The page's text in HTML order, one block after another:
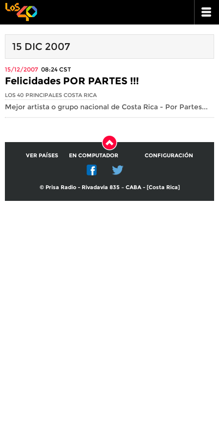
15 DIC 2007
15/12/2007 08:24 CST
Felicidades POR PARTES !!!
LOS 40 PRINCIPALES COSTA RICA
Mejor artista o grupo nacional de Costa Rica - Por Partes...
VER PAÍSES EN COMPUTADOR CONFIGURACIÓN
© Prisa Radio - Rivadavia 835 – CABA - [Costa Rica]